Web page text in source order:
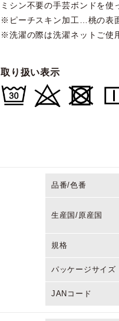
ミシン不要の手芸ボンドを使
※ピーチスキン加工…桃の表
※洗濯の際は洗濯ネットご使
取り扱い表示
品番/色番
生産国/原産国
規格
パッケージサイズ
JANコード